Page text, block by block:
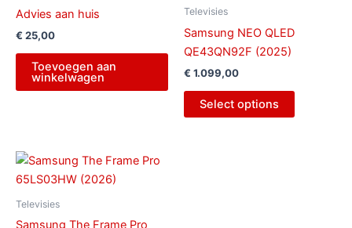
Advies aan huis
€ 25,00
Toevoegen aan
winkelwagen
Televisies
Samsung NEO QLED
QE43QN92F (2025)
€ 1.099,00
Select options
Televisies
Samsung The Frame Pro